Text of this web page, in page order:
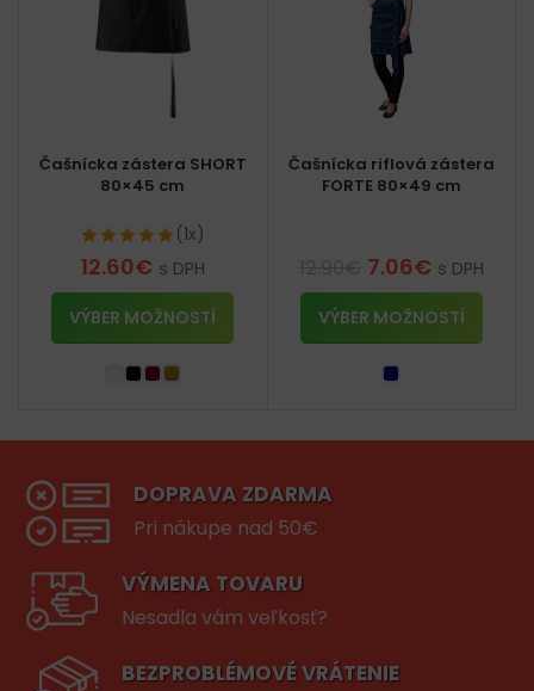
Čašnícka zástera SHORT
80×45 cm
(1x)
12.60€ s DPH
VÝBER MOŽNOSTÍ
Čašnícka riflová zástera
FORTE 80×49 cm
7.06€ s DPH
VÝBER MOŽNOSTÍ
DOPRAVA ZDARMA
Pri nákupe nad 50€
VÝMENA TOVARU
Nesadla vám veľkosť?
BEZPROBLÉMOVÉ VRÁTENIE